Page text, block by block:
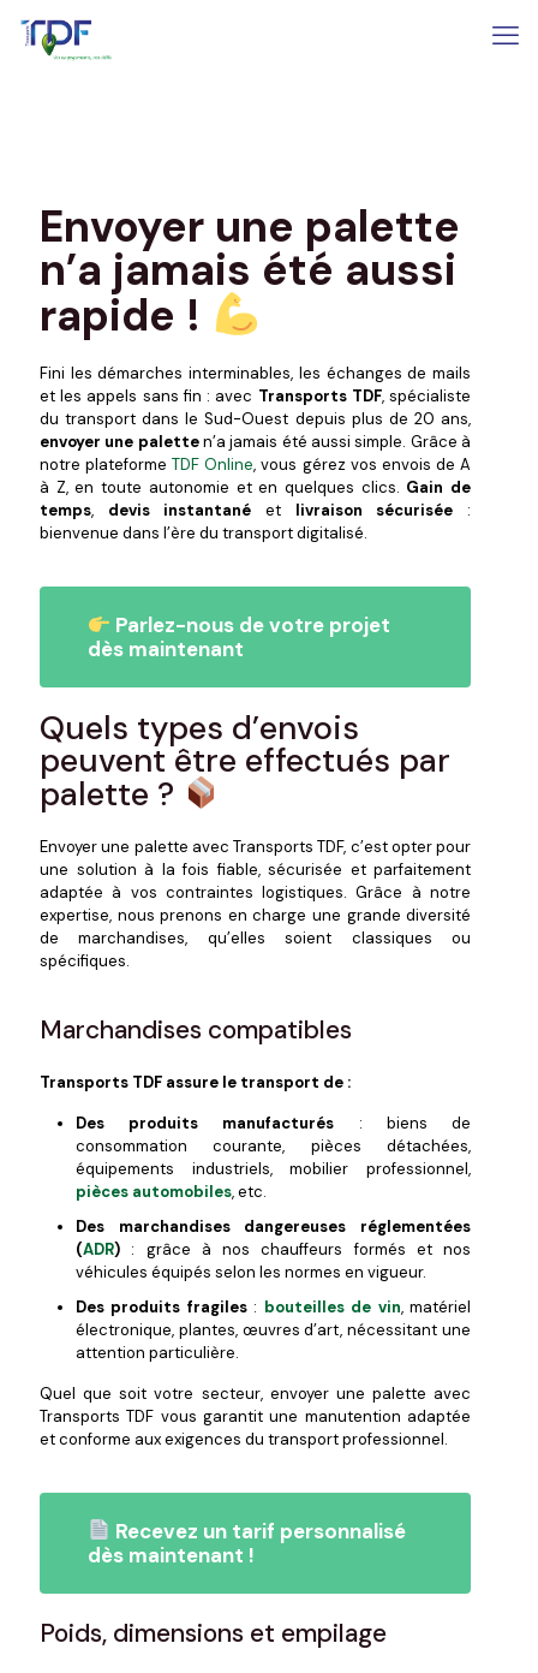
Envoyer une palette
n’a jamais été aussi
rapide !
Fini les démarches interminables, les échanges de mails
et les appels sans fin : avec Transports TDF, spécialiste
du transport dans le Sud-Ouest depuis plus de 20 ans,
envoyer une paletten’a jamais été aussi simple. Grâce à
notre plateformeTDF Online, vous gérez vos envois de A
à Z, en toute autonomie et en quelques clics. Gain de
temps, devis instantané et livraison sécurisée :
bienvenue dans l’ère du transport digitalisé.
Parlez-nous de votre projet
dès maintenant
Quels types d’envois
peuvent être effectués par
palette ?
Envoyer une palette avec Transports TDF, c’est opter pour
une solution à la fois fiable, sécurisée et parfaitement
adaptée à vos contraintes logistiques. Grâce à notre
expertise, nous prenons en charge une grande diversité
de marchandises, qu’elles soient classiques ou
spécifiques.
Marchandises compatibles
Transports TDF assure le transport de :
Des produits manufacturés : biens de
consommation courante, pièces détachées,
équipements industriels, mobilier professionnel,
pièces automobiles, etc.
Des marchandises dangereuses réglementées
(ADR) : grâce à nos chauffeurs formés et nos
véhicules équipés selon les normes en vigueur.
Des produits fragiles: bouteilles de vin, matériel
électronique, plantes, œuvres d’art, nécessitant une
attention particulière.
Quel que soit votre secteur, envoyer une palette avec
Transports TDF vous garantit une manutention adaptée
et conforme aux exigences du transport professionnel.
Recevez un tarif personnalisé
dès maintenant !
Poids, dimensions et empilage